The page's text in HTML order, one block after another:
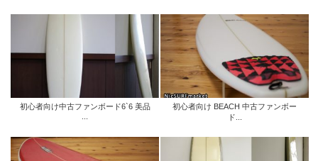
初心者向け中古ファンボード6`6 美品
初心者向け BEACH 中古ファンボー
ド...